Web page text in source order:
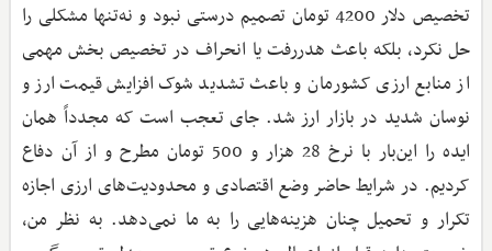
تخصیص دلار 4200 تومان تصمیم درستی نبود و نه‌تنها مشکلی را
حل نکرد، بلکه باعث هدررفت یا انحراف در تخصیص بخش مهمی
از منابع ارزی کشورمان و باعث تشدید شوک افزایش قیمت ارز و
نوسان شدید در بازار ارز شد. جای تعجب است که مجدداً همان
ایده را این‌بار با نرخ 28 هزار و 500 تومان مطرح و از آن دفاع
کردیم. در شرایط حاضر وضع اقتصادی و محدودیت‌های ارزی اجازه
تکرار و تحمیل چنان هزینه‌هایی را به ما نمی‌دهد. به نظر من،